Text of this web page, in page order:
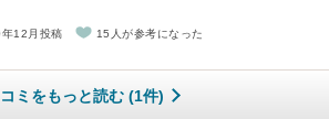
12月投稿 15人が参考になった
ミをもっと読む (1件)